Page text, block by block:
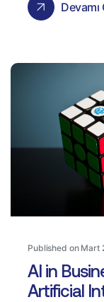
Devamı
Published on Mart
AI in
Artificial